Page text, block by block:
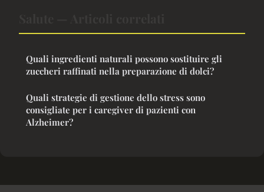
Quali ingredienti naturali possono sostituire gli
zuccheri raffinati nella preparazione di dolci?
Quali strategie di gestione dello stress sono
consigliate per i caregiver di pazienti con
Alzheimer?